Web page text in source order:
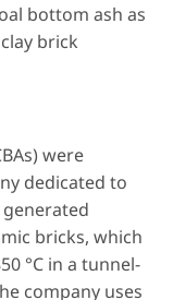
bottom ash as
brick
were
dedicated to
bricks, which
°C in a tunnel-
company uses